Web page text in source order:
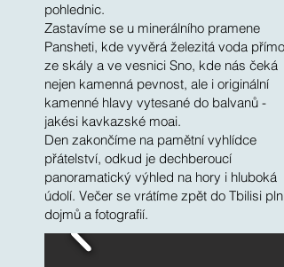
pohlednic.
Zastavíme se u minerálního pramene
Pansheti, kde vyvěrá železitá voda přímo
ze skály a ve vesnici Sno, kde nás čeká
nejen kamenná pevnost, ale i originální
kamenné hlavy vytesané do balvanů -
jakési kavkazské moai.
Den zakončíme na pamětní vyhlídce
přátelství, odkud je dechberoucí
panoramatický výhled na hory i hluboká
údolí. Večer se vrátíme zpět do Tbilisi plni
dojmů a fotografií.